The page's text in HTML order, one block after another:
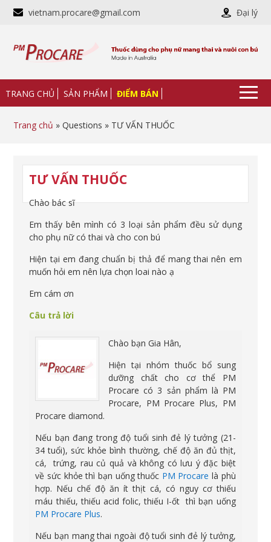
vietnam.procare@gmail.com Đại lý
TRANG CHỦ SẢN PHẨM ĐIỂM BÁN
Trang chủ » Questions » TƯ VẤN THUỐC
TƯ VẤN THUỐC
Chào bác sĩ
Em thấy bên mình có 3 loại sản phẩm đều sử dụng
cho phụ nữ có thai và cho con bú
Hiện tại em đang chuẩn bị thả để mang thai nên em
muốn hỏi em nên lựa chọn loai nào ạ
Em cám ơn
Câu trả lời
Chào bạn Gia Hân,
Hiện tại nhóm thuốc bổ sung
dưỡng chất cho cơ thể PM
Procare có 3 sản phẩm là PM
Procare, PM Procare Plus, PM
Procare diamond.
Nếu bạn đang trong độ tuổi sinh đẻ lý tưởng (21-
34 tuổi), sức khỏe bình thường, chế độ ăn đủ thịt,
cá, trứng, rau củ quả và không có lưu ý đặc biệt
về sức khỏe thì bạn uống thuốc PM Procare là phù
hợp. Nếu chế độ ăn ít thịt cá, có nguy cơ thiếu
máu thiếu, thiếu acid folic, thiếu I-ốt thì bạn uống
PM Procare Plus.
Nếu bạn mang thai ngoài độ tuổi sinh đẻ lý tưởng,